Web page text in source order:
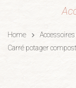
Home
Carré potager